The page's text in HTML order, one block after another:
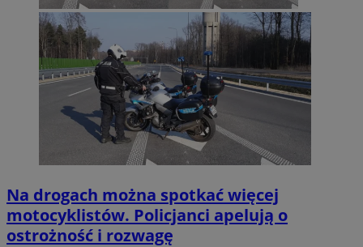
Na drogach można spotkać więcej
motocyklistów. Policjanci apelują o
ostrożność i rozwagę